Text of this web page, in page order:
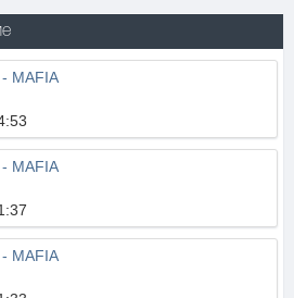
MAFIA
MAFIA
MAFIA